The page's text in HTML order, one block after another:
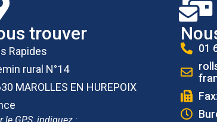
trouver
Rapides
rural N°14
MAROLLES EN HUREPOIX
01